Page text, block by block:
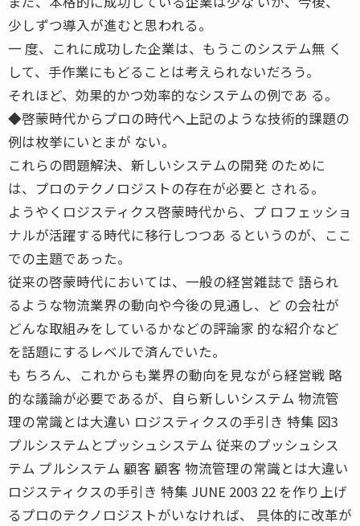
少しずつ導入が進むと思われる。
一 度、これに成功した企業は、もうこのシステム無 く
して、手作業にもどることは考えられないだろう。
それほど、効果的かつ効率的なシステムの例であ る。
◆啓蒙時代からプロの時代へ上記のような技術的課題の
例は枚挙にいとまが ない。
これらの問題解決、新しいシステムの開発 のために
は、プロのテクノロジストの存在が必要と される。
ようやくロジスティクス啓蒙時代から、プ ロフェッショ
ナルが活躍する時代に移行しつつあ るというのが、ここ
での主題であった。
従来の啓蒙時代においては、一般の経営雑誌で 語られ
るような物流業界の動向や今後の見通し、ど の会社が
どんな取組みをしているかなどの評論家 的な紹介など
を話題にするレベルで済んでいた。
も ちろん、これからも業界の動向を見ながら経営戦 略
的な議論が必要であるが、自ら新しいシステム 物流管
理の常識とは大違い ロジスティクスの手引き 特集 図3
プルシステムとプッシュシステム 従来のプッシュシス
テム プルシステム 顧客 顧客 物流管理の常識とは大違い
ロジスティクスの手引き 特集 JUNE 2003 22 を作り上げ
るプロのテクノロジストがいなければ、 具体的に改革が